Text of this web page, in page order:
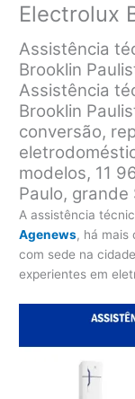
Electrolux
Assistência
Brooklin
Assistência
Brooklin
conversão,
modelos, 11
Paulo, grande
A assistência
Agenews, há mais
com sede na
experientes em